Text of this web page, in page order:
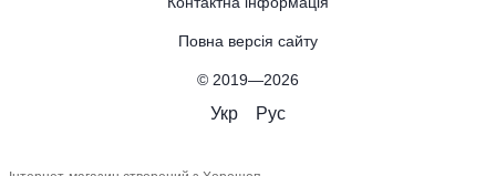
Повна версія сайту
© 2019—2026
Укр Рус